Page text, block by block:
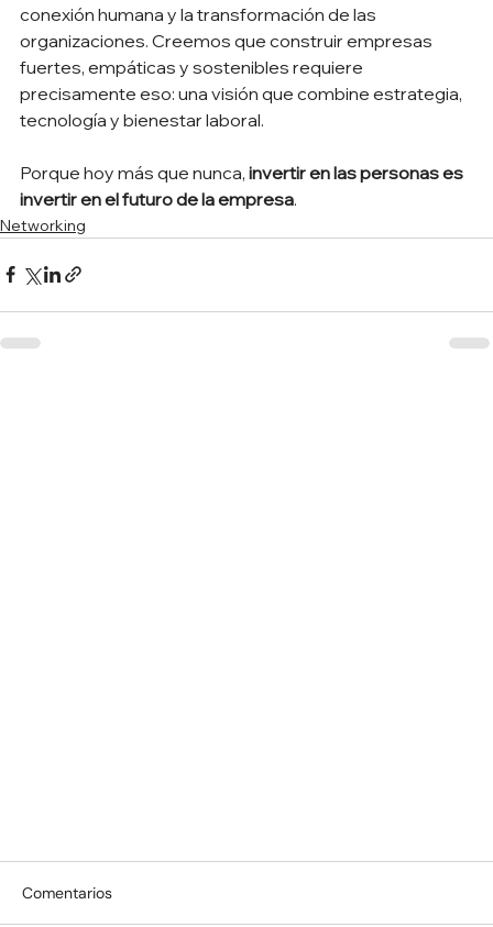
conexión humana y la transformación de las
organizaciones. Creemos que construir empresas
fuertes, empáticas y sostenibles requiere
precisamente eso: una visión que combine estrategia,
tecnología y bienestar laboral.
Porque hoy más que nunca, invertir en las personas es
invertir en el futuro de la empresa.
Networking
Comentarios